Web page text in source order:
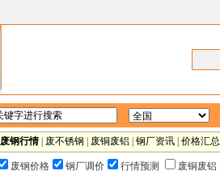
废钢行情| 废不锈钢 废铜废铝 钢厂资讯 价格汇总
废钢价格 钢厂调价 行情预测 废铜废铝